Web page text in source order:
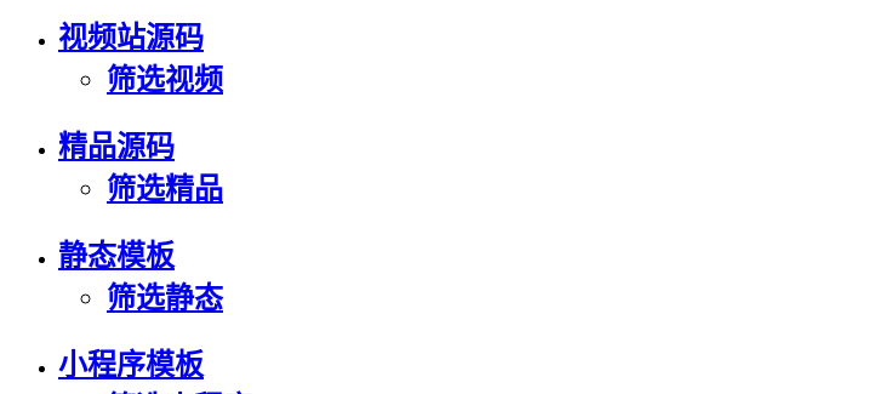
视频站源码
筛选视频
精品源码
筛选精品
静态模板
筛选静态
小程序模板